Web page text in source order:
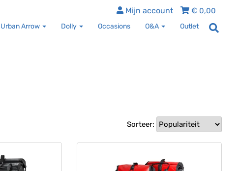
€ 0,00
Mijn account
Urban Arrow Dolly Occasions O&A Outlet
Sorteer: